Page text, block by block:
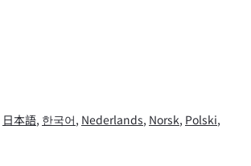
日本語, 한국어, Nederlands, Norsk, Polski,